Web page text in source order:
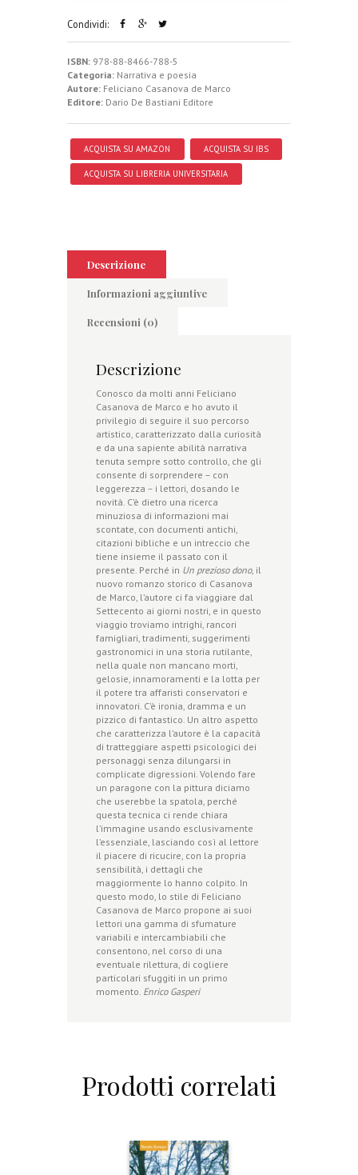
Condividi:
ISBN: 978-88-8466-788-5
Categoria: Narrativa e poesia
Autore: Feliciano Casanova de Marco
Editore: Dario De Bastiani Editore
ACQUISTA SU AMAZON ACQUISTA SU IBS
ACQUISTA SU LIBRERIA UNIVERSITARIA
Descrizione
Informazioni aggiuntive
Recensioni (0)
Descrizione
Conosco da molti anni Feliciano
Casanova de Marco e ho avuto il
privilegio di seguire il suo percorso
artistico, caratterizzato dalla curiosità
e da una sapiente abilità narrativa
tenuta sempre sotto controllo, che gli
consente di sorprendere – con
leggerezza – i lettori, dosando le
novità. C’è dietro una ricerca
minuziosa di informazioni mai
scontate, con documenti antichi,
citazioni bibliche e un intreccio che
tiene insieme il passato con il
presente. Perché in Un prezioso dono, il
nuovo romanzo storico di Casanova
de Marco, l’autore ci fa viaggiare dal
Settecento ai giorni nostri, e in questo
viaggio troviamo intrighi, rancori
famigliari, tradimenti, suggerimenti
gastronomici in una storia rutilante,
nella quale non mancano morti,
gelosie, innamoramenti e la lotta per
il potere tra affaristi conservatori e
innovatori. C’è ironia, dramma e un
pizzico di fantastico. Un altro aspetto
che caratterizza l’autore è la capacità
di tratteggiare aspetti psicologici dei
personaggi senza dilungarsi in
complicate digressioni. Volendo fare
un paragone con la pittura diciamo
che userebbe la spatola, perché
questa tecnica ci rende chiara
l’immagine usando esclusivamente
l’essenziale, lasciando così al lettore
il piacere di ricucire, con la propria
sensibilità, i dettagli che
maggiormente lo hanno colpito. In
questo modo, lo stile di Feliciano
Casanova de Marco propone ai suoi
lettori una gamma di sfumature
variabili e intercambiabili che
consentono, nel corso di una
eventuale rilettura, di cogliere
particolari sfuggiti in un primo
momento. Enrico Gasperi
Prodotti correlati